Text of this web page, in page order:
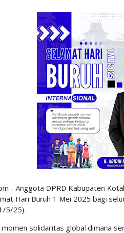
- Anggota DPRD Kabupaten
Hari Buruh 1 Mei 2025 bagi
5/25).
momen solidaritas global dimana